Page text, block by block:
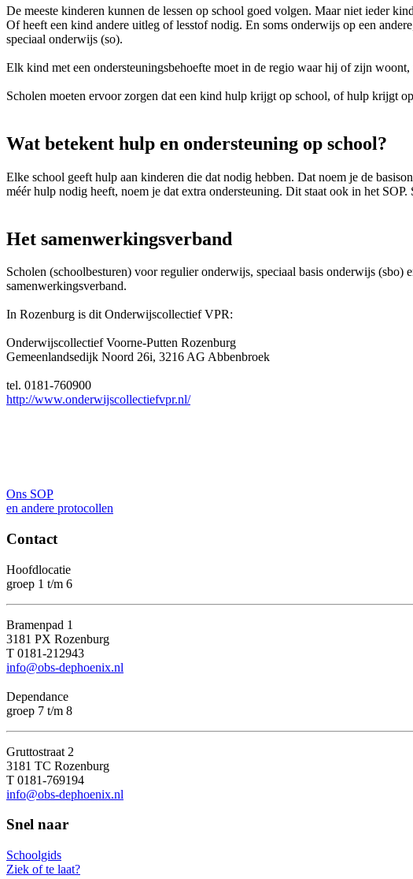
De meeste kinderen kunnen de lessen op school goed volgen. Maar niet ieder
Of heeft een kind andere uitleg of lesstof nodig. En soms onderwijs op een
speciaal onderwijs (so).
Elk kind met een ondersteuningsbehoefte moet in de regio waar hij of zijn
Scholen moeten ervoor zorgen dat een kind hulp krijgt op school, of hulp krijgt
Wat betekent hulp en ondersteuning op school?
Elke school geeft hulp aan kinderen die dat nodig hebben. Dat noem je de
méér hulp nodig heeft, noem je dat extra ondersteuning. Dit staat ook in het
Het samenwerkingsverband
Scholen (schoolbesturen) voor regulier onderwijs, speciaal basis onderwijs
samenwerkingsverband.
In Rozenburg is dit Onderwijscollectief VPR:
Onderwijscollectief Voorne-Putten Rozenburg
Gemeenlandsedijk Noord 26i, 3216 AG Abbenbroek
tel. 0181-760900
http://www.onderwijscollectiefvpr.nl/
Ons SOP
en andere protocollen
Contact
Hoofdlocatie
groep 1 t/m 6
Bramenpad 1
3181 PX Rozenburg
T 0181-212943
info@obs-dephoenix.nl
Dependance
groep 7 t/m 8
Gruttostraat 2
3181 TC Rozenburg
T 0181-769194
info@obs-dephoenix.nl
Snel naar
Schoolgids
Ziek of te laat?